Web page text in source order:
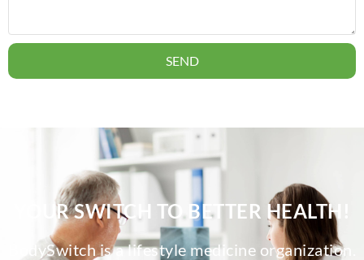
SEND
YOUR SWITCH TO BETTER HEALTH!
BodySwitch is a lifestyle medicine organization.